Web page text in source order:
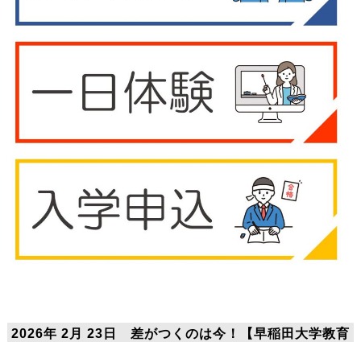
2026年 2月 23日 差がつくのは今！【早稲田大学教育